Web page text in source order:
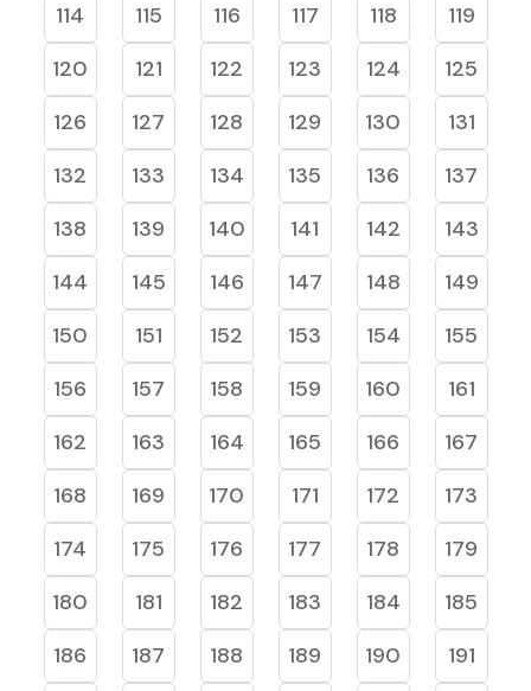
114
115 116 117 118
119
120
121 122 123 124
125
126
127 128 129 130
131
132
133 134 135 136
137
138
139 140 141 142
143
144
145 146 147 148
149
150
151 152 153 154
155
156
157 158 159 160
161
162
163 164 165 166
167
168
169 170 171 172
173
174
175 176 177 178
179
180
181 182 183 184
185
186
187 188 189 190
191